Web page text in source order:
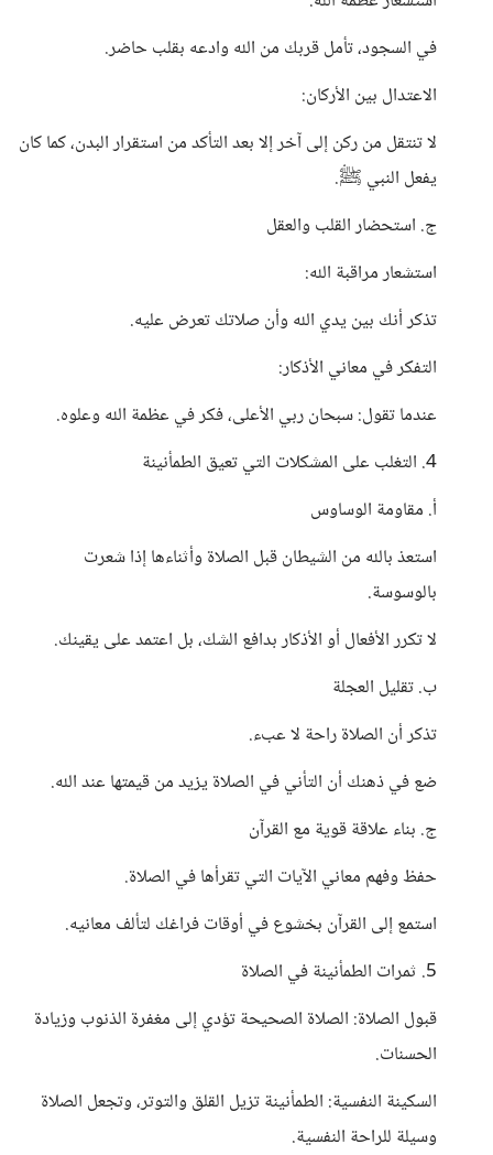
في السجود، تأمل قربك من الله وادعه بقلب حاضر.
الاعتدال بين الأركان:
لا تنتقل من ركن إلى آخر إلا بعد التأكد من استقرار البدن، كما كان
يفعل النبي ﷺ.
ج. استحضار القلب والعقل
استشعار مراقبة الله:
تذكر أنك بين يدي الله وأن صلاتك تعرض عليه.
التفكر في معاني الأذكار:
عندما تقول: سبحان ربي الأعلى، فكر في عظمة الله وعلوه.
4. التغلب على المشكلات التي تعيق الطمأنينة
أ. مقاومة الوساوس
استعذ بالله من الشيطان قبل الصلاة وأثناءها إذا شعرت
بالوسوسة.
لا تكرر الأفعال أو الأذكار بدافع الشك، بل اعتمد على يقينك.
ب. تقليل العجلة
تذكر أن الصلاة راحة لا عبء.
ضع في ذهنك أن التأني في الصلاة يزيد من قيمتها عند الله.
ج. بناء علاقة قوية مع القرآن
حفظ وفهم معاني الآيات التي تقرأها في الصلاة.
استمع إلى القرآن بخشوع في أوقات فراغك لتألف معانيه.
5. ثمرات الطمأنينة في الصلاة
قبول الصلاة: الصلاة الصحيحة تؤدي إلى مغفرة الذنوب وزيادة
الحسنات.
السكينة النفسية: الطمأنينة تزيل القلق والتوتر، وتجعل الصلاة
وسيلة للراحة النفسية.